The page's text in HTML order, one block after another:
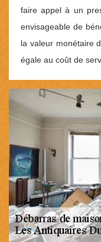
faire appel à un
envisageable de
la valeur monétaire
égale au coût de